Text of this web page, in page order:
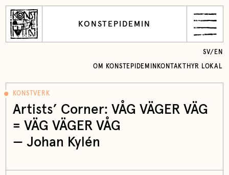
KONSTEPIDEMIN
OM KONSTEPIDEMIN KONTAKT HYR LOKAL
SV/ EN
KONSTVERK
Artists’ Corner: VÅG VÄGER VÄG
= VÄG VÄGER VÅG
— Johan Kylén